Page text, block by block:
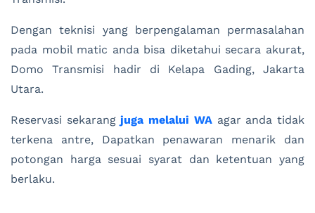
Dengan teknisi yang berpengalaman permasalahan
pada mobil matic anda bisa diketahui secara akurat,
Domo Transmisi hadir di Kelapa Gading, Jakarta
Utara.
Reservasi sekarangjuga melalui WAagar anda tidak
terkena antre, Dapatkan penawaran menarik dan
potongan harga sesuai syarat dan ketentuan yang
berlaku.